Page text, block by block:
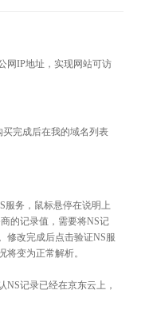
网IP地址，实现网站可访
买完成后在我的域名列表
服务，鼠标悬停在说明上
的记录值，需要将NS记
修改完成后点击验证NS服
变为正常解析。
NS记录已经在京东云上，